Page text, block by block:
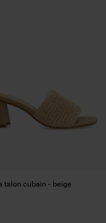
talon cubain - beige